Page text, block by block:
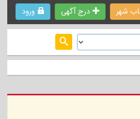
شهر درج آگهی ورود